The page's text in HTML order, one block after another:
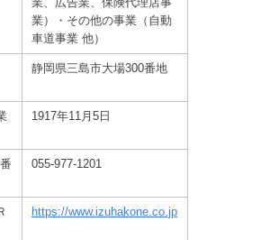
業、広告業、保険代理店事
業）・その他の事業（自動
車道事業 他）
静岡県三島市大場300番地
1917年11月5日
055-977-1201
https://www.izuhakone.co.jp